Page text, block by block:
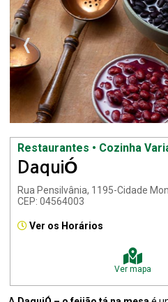
Restaurantes • Cozinha
DaquiÓ
Rua Pensilvânia, 1195-Cidade
CEP: 04564003
Ver os Horários
Ver mapa